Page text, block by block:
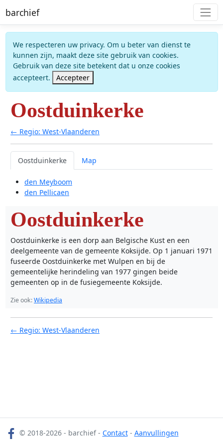
barchief
We respecteren uw privacy. Om u beter van dienst te
kunnen zijn, maakt deze site gebruik van cookies.
Gebruik van deze site betekent dat u onze cookies
accepteert.
Accepteer
Oostduinkerke
← Regio: West-Vlaanderen
Oostduinkerke Map
den Meyboom
den Pellicaen
Oostduinkerke
Oostduinkerke is een dorp aan Belgische Kust en een
deelgemeente van de gemeente Koksijde. Op 1 januari 1971
fuseerde Oostduinkerke met Wulpen en bij de
gemeentelijke herindeling van 1977 gingen beide
gemeenten op in de fusiegemeente Koksijde.
Zie ook:Wikipedia
← Regio: West-Vlaanderen
© 2018-2026 - barchief - Contact- Aanvullingen